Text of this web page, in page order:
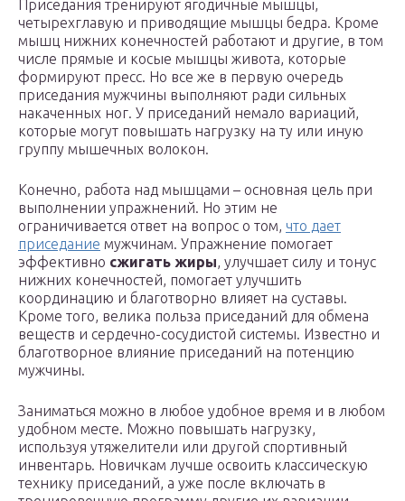
Приседания тренируют ягодичные мышцы,
четырехглавую и приводящие мышцы бедра. Кроме
мышц нижних конечностей работают и другие, в том
числе прямые и косые мышцы живота, которые
формируют пресс. Но все же в первую очередь
приседания мужчины выполняют ради сильных
накаченных ног. У приседаний немало вариаций,
которые могут повышать нагрузку на ту или иную
группу мышечных волокон.
Конечно, работа над мышцами – основная цель при
выполнении упражнений. Но этим не
ограничивается ответ на вопрос о том, что дает
приседание мужчинам. Упражнение помогает
эффективно сжигать жиры, улучшает силу и тонус
нижних конечностей, помогает улучшить
координацию и благотворно влияет на суставы.
Кроме того, велика польза приседаний для обмена
веществ и сердечно-сосудистой системы. Известно и
благотворное влияние приседаний на потенцию
мужчины.
Заниматься можно в любое удобное время и в любом
удобном месте. Можно повышать нагрузку,
используя утяжелители или другой спортивный
инвентарь. Новичкам лучше освоить классическую
технику приседаний, а уже после включать в